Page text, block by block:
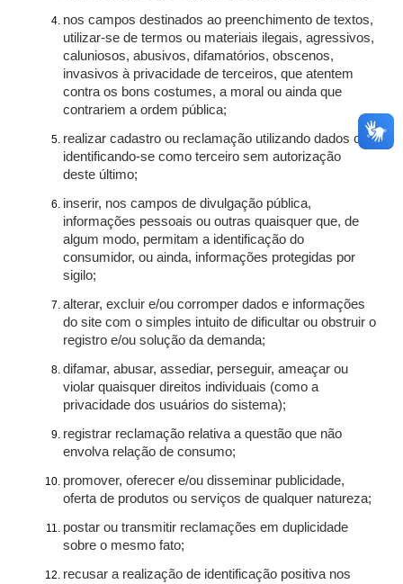
nos campos destinados ao preenchimento de textos,
utilizar-se de termos ou materiais ilegais, agressivos,
caluniosos, abusivos, difamatórios, obscenos,
invasivos à privacidade de terceiros, que atentem
contra os bons costumes, a moral ou ainda que
contrariem a ordem pública;
realizar cadastro ou reclamação utilizando dados ou
identificando-se como terceiro sem autorização
deste último;
inserir, nos campos de divulgação pública,
informações pessoais ou outras quaisquer que, de
algum modo, permitam a identificação do
consumidor, ou ainda, informações protegidas por
sigilo;
alterar, excluir e/ou corromper dados e informações
do site com o simples intuito de dificultar ou obstruir o
registro e/ou solução da demanda;
difamar, abusar, assediar, perseguir, ameaçar ou
violar quaisquer direitos individuais (como a
privacidade dos usuários do sistema);
registrar reclamação relativa a questão que não
envolva relação de consumo;
promover, oferecer e/ou disseminar publicidade,
oferta de produtos ou serviços de qualquer natureza;
postar ou transmitir reclamações em duplicidade
sobre o mesmo fato;
recusar a realização de identificação positiva nos